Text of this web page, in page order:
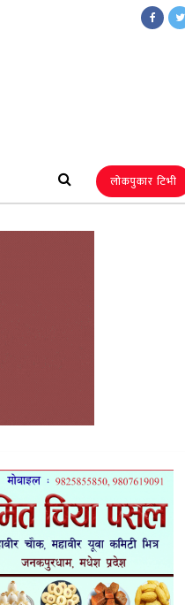
लोकपुकार टिभी